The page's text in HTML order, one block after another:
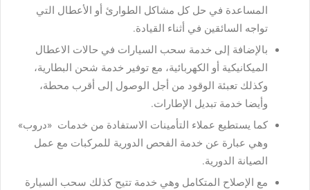
المساعدة في حل كل مشاكل الطوارئ أو الأعطال التي
تواجه السائقين في أثناء القيادة.
بالإضافة إلى خدمة سحب السيارات في حالات الاعطال
الميكانيكية أو الكهربائية، مع توفير خدمة شحن البطارية،
وكذلك تعبئة الوقود من أجل الوصول إلى أقرب محطة،
وأيضا خدمة تبديل الإطارات.
كما يستطيع عملاء التأمينات الاستفادة من خدمات «دروب»
وهي عبارة عن خدمة الفحص الدورية للمركبات مع عمل
الصيانة الدورية.
مع الإصلاح المتكامل وهي خدمة تتيح كذلك سحب السيارة